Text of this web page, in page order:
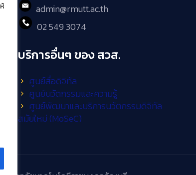
admin@rmutt.ac.th
02 549 3074
บริการอื่นๆ ของ สวส.
ศูนย์สื่อดิจิทัล
ศูนย์นวัตกรรมและความรู้
ศูนย์พัฒนาและบริการนวัตกรรมดิจิทัล
สมัยใหม่ (MoSeC)